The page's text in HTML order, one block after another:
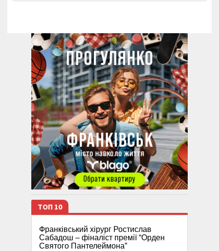
ТОП 10
Франківський хірург Ростислав
Сабадош – фіналіст премії “Орден
Святого Пантелеймона”